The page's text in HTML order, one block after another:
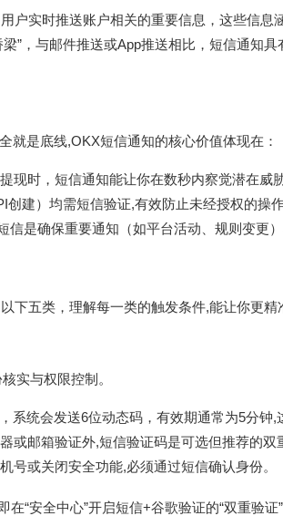
户实时推送账户相关的重要信息，这些信息
”，与邮件推送或App推送相比，短信通知具
就是底线,OKX短信通知的核心价值体现在：
现时，短信通知能让你在数秒内察觉潜在威
创建）均需短信验证,有效防止未经授权的操作
信是确保重要通知（如平台活动、规则变更
下五类，理解每一类的触发条件,能让你更精
实与权限控制。
系统会发送6位动态码，有效期通常为5分钟,
或邮箱验证外,短信验证码是可选但推荐的双
号或关闭安全功能,必须通过短信确认身份。
在“安全中心”开启短信+谷歌验证的“双重验